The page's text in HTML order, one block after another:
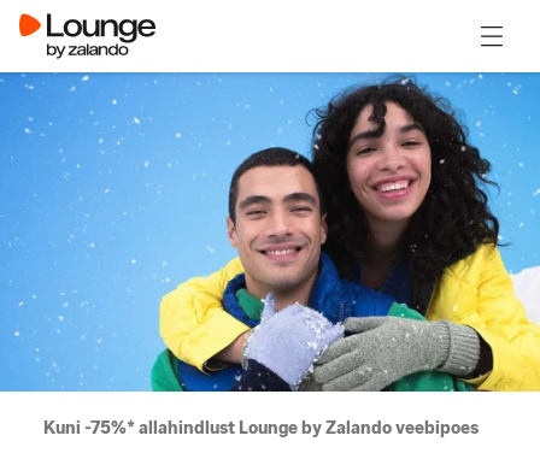
Kuni -75%* allahindlust Lounge by Zalando veebipoes